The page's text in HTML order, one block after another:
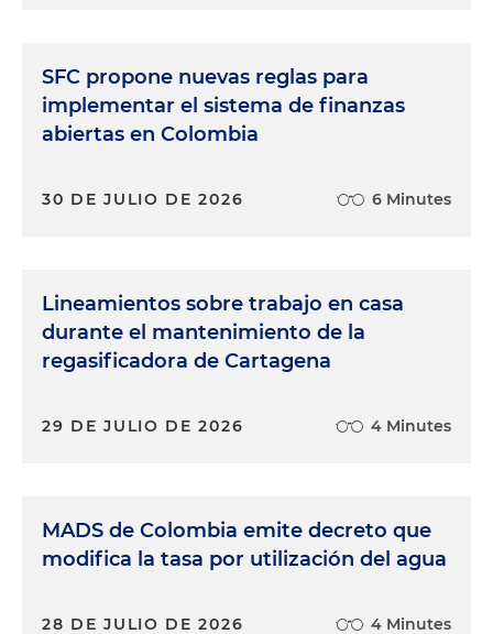
SFC propone nuevas reglas para
implementar el sistema de finanzas
abiertas en Colombia
30 DE JULIO DE 2026 6 Minutes
Lineamientos sobre trabajo en casa
durante el mantenimiento de la
regasificadora de Cartagena
29 DE JULIO DE 2026 4 Minutes
MADS de Colombia emite decreto que
modifica la tasa por utilización del agua
28 DE JULIO DE 2026 4 Minutes